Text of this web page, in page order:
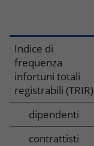
Salute,
sicurezza
e
ambiente
Indice di
frequenza
infortuni totali
registrabili (TRIR)
dipendenti
contrattisti